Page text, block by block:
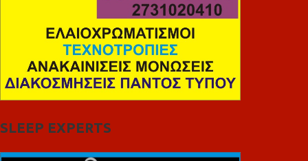
SLEEP EXPERTS